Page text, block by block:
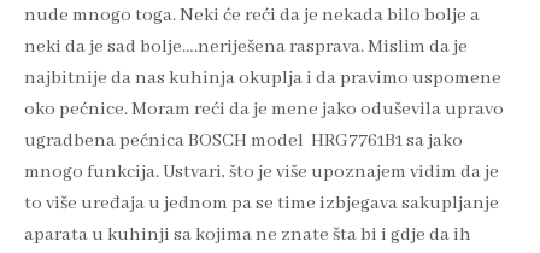
nude mnogo toga. Neki će reći da je nekada bilo bolje a
neki da je sad bolje….neriješena rasprava. Mislim da je
najbitnije da nas kuhinja okuplja i da pravimo uspomene
oko pećnice. Moram reći da je mene jako oduševila upravo
ugradbena pećnica BOSCH model HRG7761B1 sa jako
mnogo funkcija. Ustvari, što je više upoznajem vidim da je
to više uređaja u jednom pa se time izbjegava sakupljanje
aparata u kuhinji sa kojima ne znate šta bi i gdje da ih